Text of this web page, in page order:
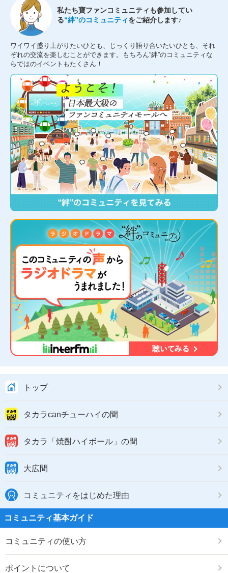
私たち寶ファンコミュニティも参加してい
る“絆”のコミュニティをご紹介します♪
ワイワイ盛り上がりたいひとも、じっくり語り合いたいひとも、それ
ぞれの交流を楽しむことができます。もちろん“絆”のコミュニティな
らではのイベントもたくさん！
トップ
タカラcanチューハイの間
タカラ「焼酎ハイボール」の間
大広間
コミュニティをはじめた理由
コミュニティ基本ガイド
コミュニティの使い方
ポイントについて